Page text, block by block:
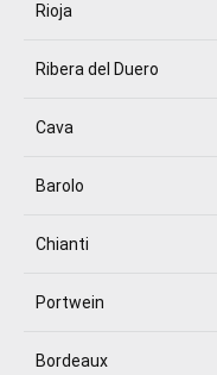
Rioja
Ribera del Duero
Cava
Barolo
Chianti
Portwein
Bordeaux